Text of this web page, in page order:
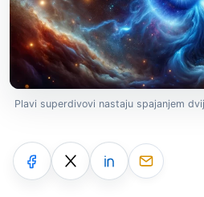
Plavi superdivovi nastaju spajanjem